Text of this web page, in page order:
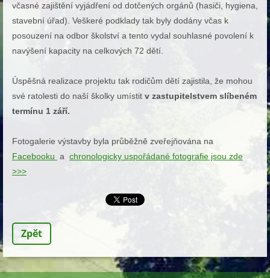
včasné zajištění vyjádření od dotčených orgánů (hasiči, hygiena,
stavební úřad). Veškeré podklady tak byly dodány včas k
posouzení na odbor školství a tento vydal souhlasné povolení k
navýšení kapacity na celkových 72 dětí.
Úspěšná realizace projektu tak rodičům dětí zajistila, že mohou
své ratolesti do naší školky umístit v zastupitelstvem slíbeném
termínu 1 září.
Fotogalerie výstavby byla průběžně zveřejňována na
Facebooku a chronologicky uspořádané fotografie jsou zde
>>>
Zpět